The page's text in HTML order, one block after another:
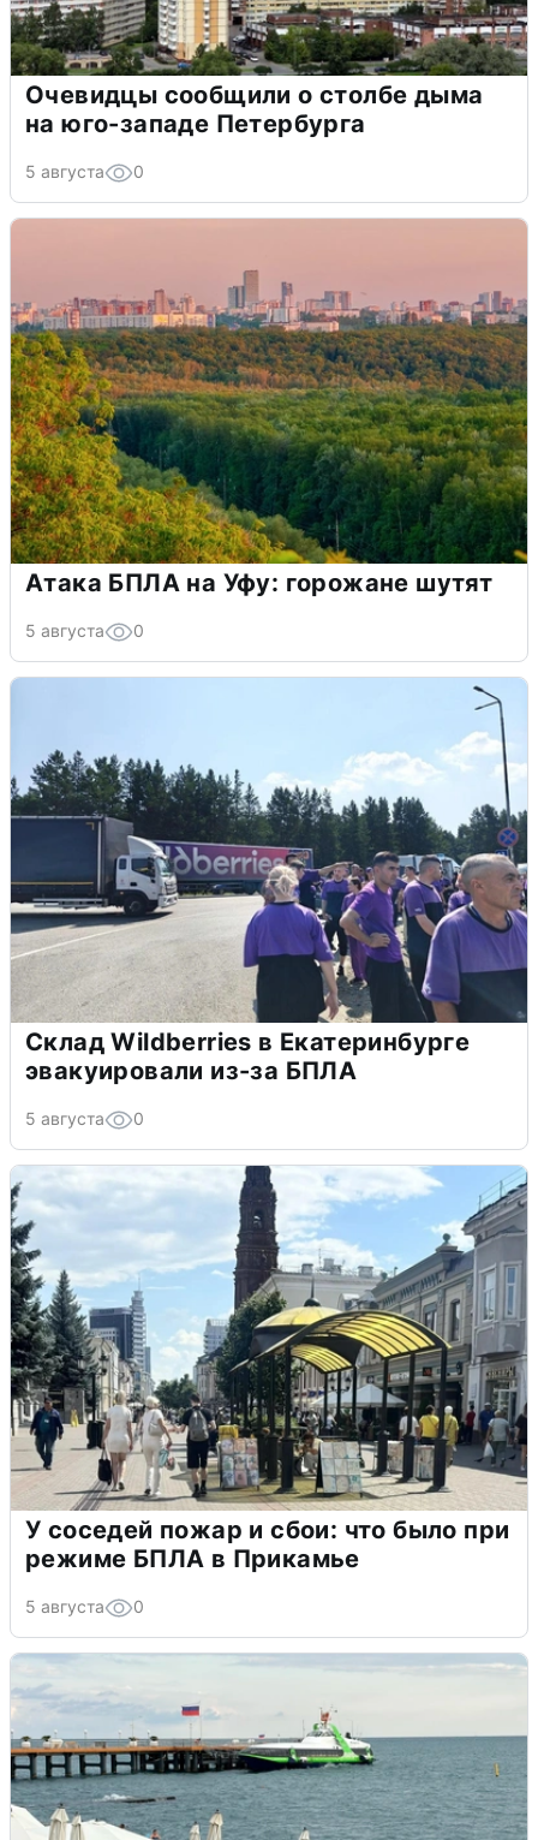
Очевидцы сообщили о столбе дыма
на юго-западе Петербурга
5 августа 0
Атака БПЛА на Уфу: горожане шутят
5 августа 0
Склад Wildberries в Екатеринбурге
эвакуировали из-за БПЛА
5 августа 0
У соседей пожар и сбои: что было при
режиме БПЛА в Прикамье
5 августа 0